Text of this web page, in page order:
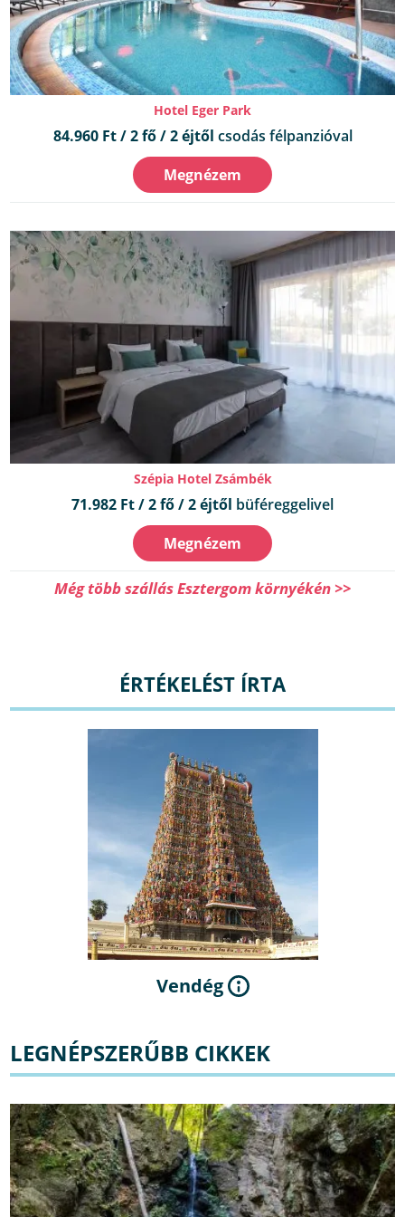
Hotel Eger Park
84.960 Ft / 2 fő / 2 éjtől csodás félpanzióval
Megnézem
Szépia Hotel Zsámbék
71.982 Ft / 2 fő / 2 éjtől büféreggelivel
Megnézem
Még több szállás Esztergom környékén >>
ÉRTÉKELÉST ÍRTA
Vendég
LEGNÉPSZERŰBB CIKKEK